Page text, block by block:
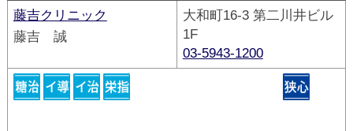
藤吉クリニック
藤吉 誠
大和町16-3 第二川井ビル
1F
03-5943-1200